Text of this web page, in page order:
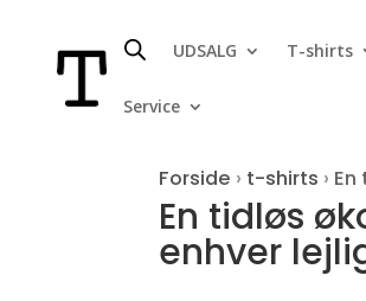
UDSALG T-shirts
Service
Forside › t-shirts ›
En tidløs
enhver